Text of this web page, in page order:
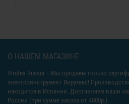
О НАШЕМ МАГАЗИНЕ
Virutex Russia – Мы продаем только
электроинструмент Вирутекс!
находится в Испании. Доставляем ваши
России (при сумме заказа от 4000р.).